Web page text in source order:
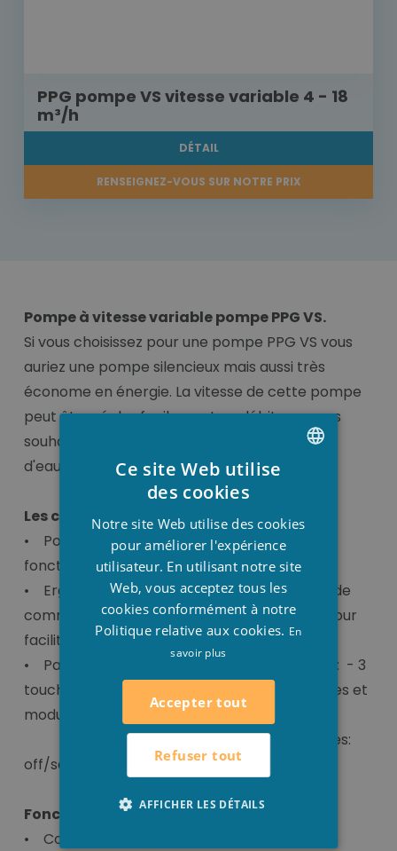
PPG pompe VS vitesse variable 4 - 18
m³/h
DÉTAIL
RENSEIGNEZ-VOUS SUR NOTRE PRIX
Pompe à vitesse variable pompe PPG VS.
Si vous choisissez pour une pompe PPG VS vous
auriez une pompe silencieux mais aussi très
économe en énergie. La vitesse de cette pompe
peut être régler facilement au débit que vous
souhaitez. La pompe PPG vous offre un débit
d'eau optimale.
Les caractéristiques:
• Pompe économe au débit adaptable en
fonction des besoins.
• Ergonomie: la pompe comprend un pavé de
commande et un affichage numérique LED pour
faciliter la programmation et le contrôle.
• Pavé numérique à 5 touches sur la pompe: - 3
touches: réglage des vitesses pré enregistrées et
modulables.
- 2 touches:
off/set.
Fonctions:
• Contrôle et réglage facilités sur la pompe.
ENGLISH
Ce site Web utilise
des cookies
Notre site Web utilise des cookies
pour améliorer l'expérience
utilisateur. En utilisant notre site
Web, vous acceptez tous les
cookies conformément à notre
Politique relative aux cookies. En
savoir plus
Accepter tout
Refuser tout
AFFICHER LES DÉTAILS